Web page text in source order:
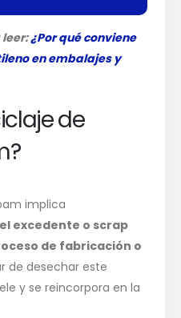
leer:¿Por qué conviene
en embalajes y
de
implica
excedente o scrap
de fabricación o
de desechar este
y se reincorpora en la